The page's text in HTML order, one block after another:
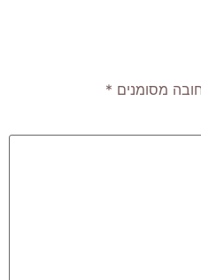
מסומנים *